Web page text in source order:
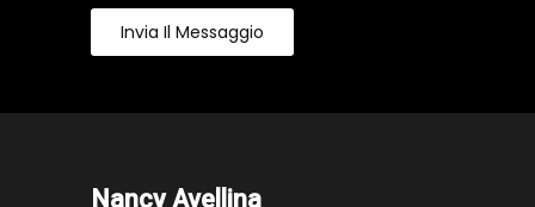
Invia Il Messaggio
Nancy Avellina